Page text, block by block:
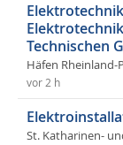
Technischen
Häfen Rheinland-
vor 2 h
St. Katharinen-